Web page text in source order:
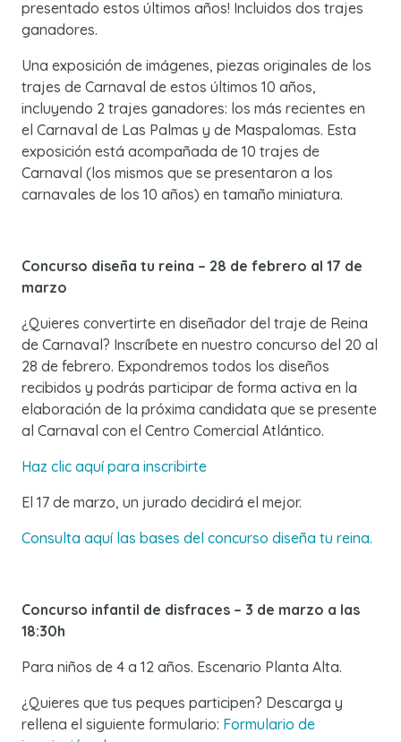
presentado estos últimos años! Incluidos dos trajes
ganadores.
Una exposición de imágenes, piezas originales de los
trajes de Carnaval de estos últimos 10 años,
incluyendo 2 trajes ganadores: los más recientes en
el Carnaval de Las Palmas y de Maspalomas. Esta
exposición está acompañada de 10 trajes de
Carnaval (los mismos que se presentaron a los
carnavales de los 10 años) en tamaño miniatura.
Concurso diseña tu reina – 28 de febrero al 17 de
marzo
¿Quieres convertirte en diseñador del traje de Reina
de Carnaval? Inscríbete en nuestro concurso del 20 al
28 de febrero. Expondremos todos los diseños
recibidos y podrás participar de forma activa en la
elaboración de la próxima candidata que se presente
al Carnaval con el Centro Comercial Atlántico.
Haz clic aquí para inscribirte
El 17 de marzo, un jurado decidirá el mejor.
Consulta aquí las bases del concurso diseña tu reina.
Concurso infantil de disfraces – 3 de marzo a las
18:30h
Para niños de 4 a 12 años. Escenario Planta Alta.
¿Quieres que tus peques participen? Descarga y
rellena el siguiente formulario: Formulario de